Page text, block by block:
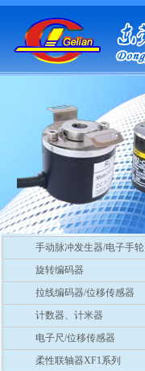
手动脉冲发生器/电子手轮
旋转编码器
拉线编码器/位移传感器
计数器、计米器
电子尺/位移传感器
柔性联轴器XF1系列